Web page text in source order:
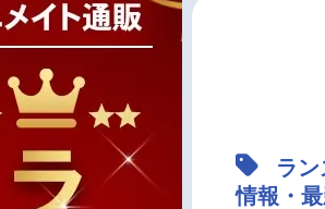
マンガ・ラノベ
ラ
情報・